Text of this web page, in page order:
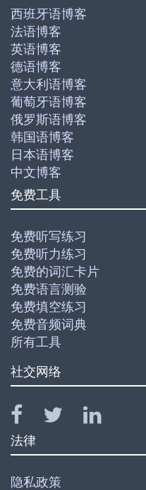
西班牙语博客
法语博客
英语博客
德语博客
意大利语博客
葡萄牙语博客
俄罗斯语博客
韩国语博客
日本语博客
中文博客
免费工具
免费听写练习
免费听力练习
免费的词汇卡片
免费语言测验
免费填空练习
免费音频词典
所有工具
社交网络
法律
隐私政策